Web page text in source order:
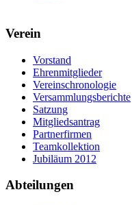
Verein
Vorstand
Ehrenmitglieder
Vereinschronologie
Versammlungsberichte
Satzung
Mitgliedsantrag
Partnerfirmen
Teamkollektion
Jubiläum 2012
Abteilungen